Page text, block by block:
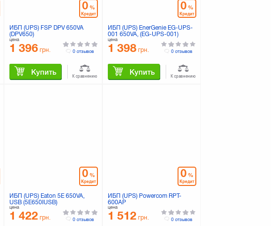
0 %
Кредит
ИБП (UPS) FSP DPV 650VA
(DPV650)
цена
1 396 грн.
Купить
0 отзывов
К сравнению
0 %
Кредит
ИБП (UPS) EnerGenie EG-UPS-
001 650VA, (EG-UPS-001)
цена
1 398 грн.
Купить
0 отзывов
К сравнению
0 %
Кредит
ИБП (UPS) Eaton 5E 650VA,
USB (5E650IUSB)
цена
1 422 грн. 0 отзывов
0 %
Кредит
ИБП (UPS) Powercom RPT-
600AP
цена
1 512 грн. 0 отзывов